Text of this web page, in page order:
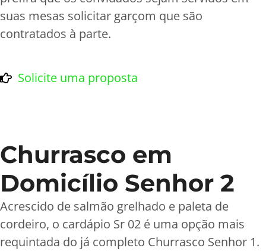
suas mesas solicitar garçom que são
contratados à parte.
Solicite uma proposta
Churrasco em
Domicílio Senhor 2
Acrescido de salmão grelhado e paleta de
cordeiro, o cardápio Sr 02 é uma opção mais
requintada do já completo Churrasco Senhor 1.